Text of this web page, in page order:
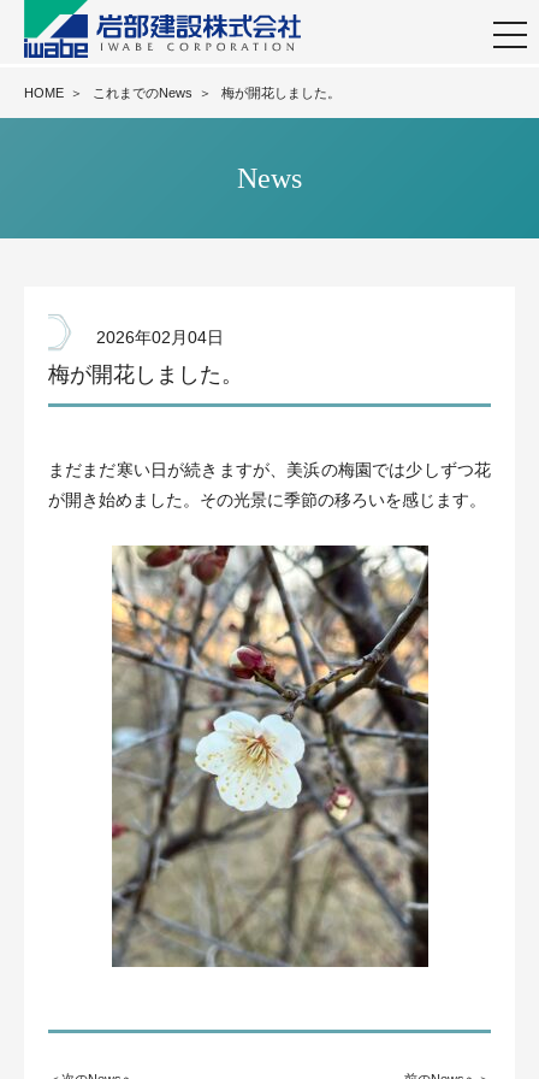
HOME ＞ これまでのNews ＞ 梅が開花しました。
News
2026年02月04日
梅が開花しました。
まだまだ寒い日が続きますが、美浜の梅園では少しずつ花
が開き始めました。その光景に季節の移ろいを感じます。